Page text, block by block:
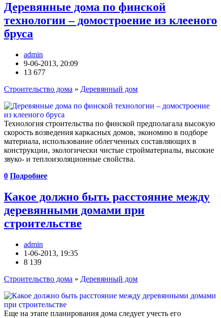
Деревянные дома по финской
технологии – домостроение из клееного
бруса
admin
9-06-2013, 20:09
13 677
Строительство дома » Деревянный дом
Технология строительства по финской предполагала высокую
скорость возведения каркасных домов, экономию в подборе
материала, использование облегченных составляющих в
конструкции, экологически чистые стройматериалы, высокие
звуко- и теплоизоляционные свойства.
0 Подробнее
Какое должно быть расстояние между
деревянными домами при
строительстве
admin
1-06-2013, 19:35
8 139
Строительство дома » Деревянный дом
Еще на этапе планирования дома следует учесть его